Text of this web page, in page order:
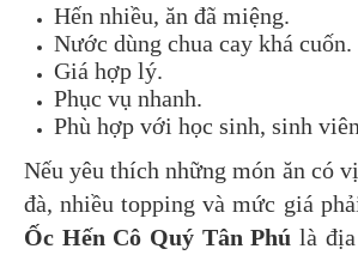
Hến nhiều, ăn đã miệng.
Nước dùng chua cay khá cuốn.
Giá hợp lý.
Phục vụ nhanh.
Phù hợp với học sinh, sinh
Nếu yêu thích những món ăn có
đà, nhiều topping và mức giá
Ốc Hến Cô Quý Tân Phú là